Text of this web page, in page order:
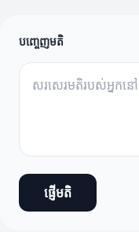
បញ្ចេញមតិ
ផ្ញើមតិ